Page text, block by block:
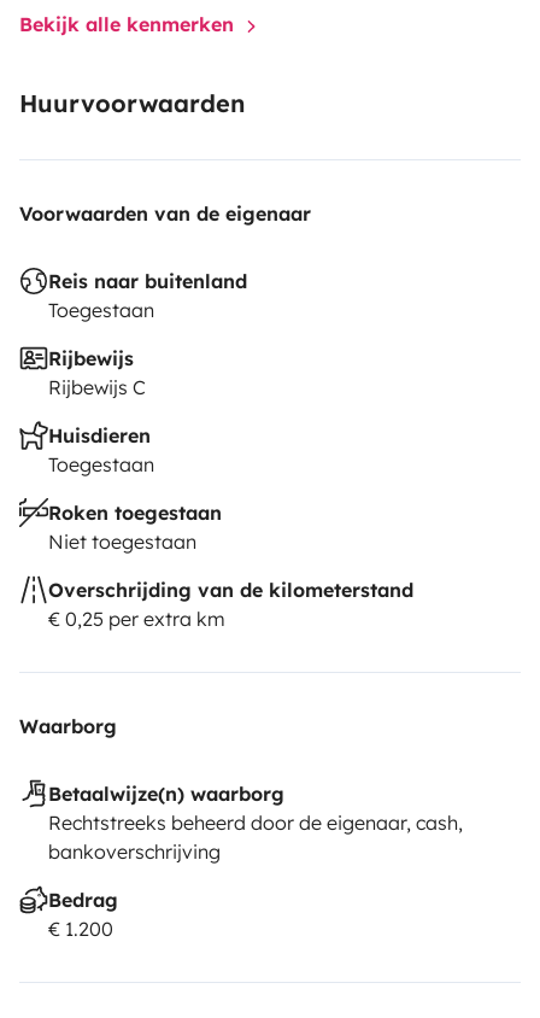
Bekijk alle kenmerken
Huurvoorwaarden
Voorwaarden van de eigenaar
Reis naar buitenland
Toegestaan
Rijbewijs
Rijbewijs C
Huisdieren
Toegestaan
Roken toegestaan
Niet toegestaan
Overschrijding van de kilometerstand
€ 0,25 per extra km
Waarborg
Betaalwijze(n) waarborg
Rechtstreeks beheerd door de eigenaar, cash,
bankoverschrijving
Bedrag
€ 1.200